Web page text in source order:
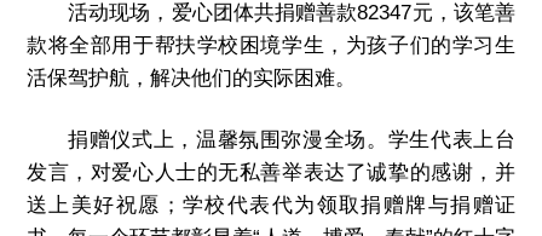
活动现场，爱心团体共捐赠善款82347元，该笔善
款将全部用于帮扶学校困境学生，为孩子们的学习生
活保驾护航，解决他们的实际困难。
捐赠仪式上，温馨氛围弥漫全场。学生代表上台
发言，对爱心人士的无私善举表达了诚挚的感谢，并
送上美好祝愿；学校代表代为领取捐赠牌与捐赠证